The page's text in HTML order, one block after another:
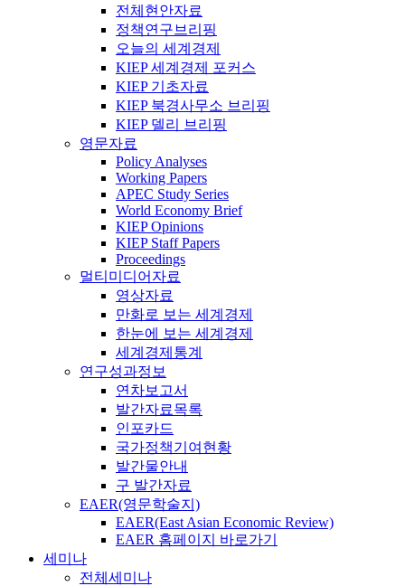
전체현안자료
정책연구브리핑
오늘의 세계경제
KIEP 세계경제 포커스
KIEP 기초자료
KIEP 북경사무소 브리핑
KIEP 델리 브리핑
영문자료
Policy Analyses
Working Papers
APEC Study Series
World Economy Brief
KIEP Opinions
KIEP Staff Papers
Proceedings
멀티미디어자료
영상자료
만화로 보는 세계경제
한눈에 보는 세계경제
세계경제통계
연구성과정보
연차보고서
발간자료목록
인포카드
국가정책기여현황
발간물안내
구 발간자료
EAER(영문학술지)
EAER(East Asian Economic Review)
EAER 홈페이지 바로가기
세미나
전체세미나